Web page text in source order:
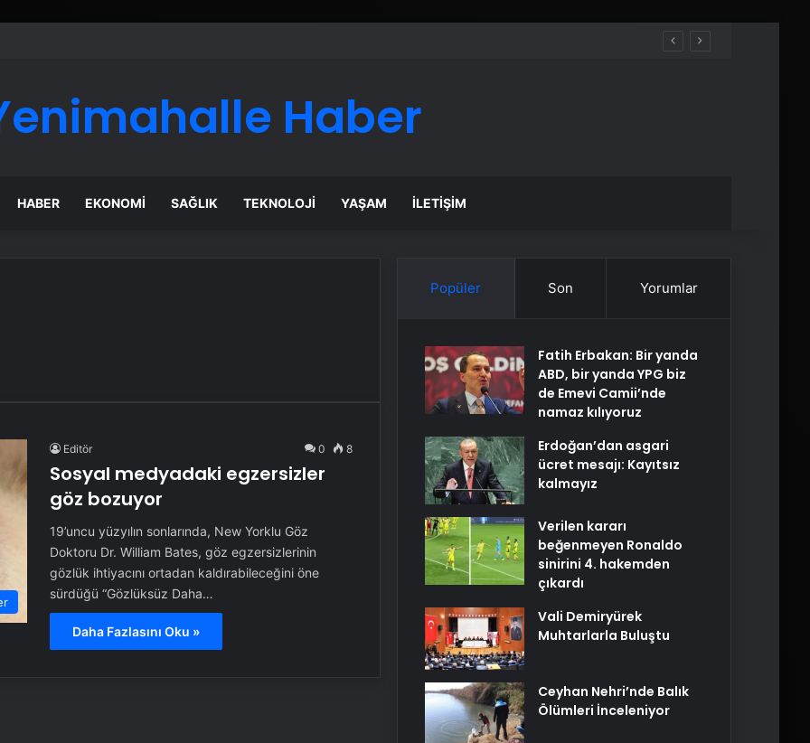
Haber
HABER EKONOMI SAĞLIK TEKNOLOJI YAŞAM İLETIŞIM
Editör 0 8
Sosyal medyadaki egzersizler
göz bozuyor
19’uncu yüzyılın sonlarında, New Yorklu Göz
Doktoru Dr. William Bates, göz egzersizlerinin
gözlük ihtiyacını ortadan kaldırabileceğini öne
sürdüğü “Gözlüksüz Daha…
Daha Fazlasını Oku »
Popüler Son Yorumlar
Fatih Erbakan: Bir yanda
ABD, bir yanda YPG biz
de Emevi Camii’nde
namaz kılıyoruz
Erdoğan’dan asgari
ücret mesajı: Kayıtsız
kalmayız
Verilen kararı
beğenmeyen Ronaldo
sinirini 4. hakemden
çıkardı
Vali Demiryürek
Muhtarlarla Buluştu
Ceyhan Nehri’nde Balık
Ölümleri İnceleniyor